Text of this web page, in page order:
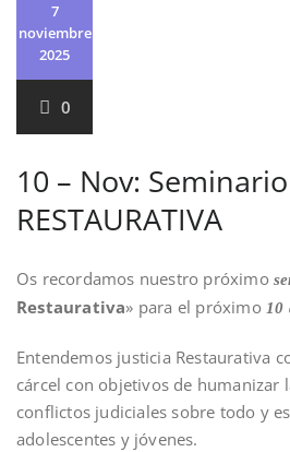
7
noviembre
2025
0
10 – Nov: Seminario
RESTAURATIVA
Os recordamos nuestro próximo
Restaurativa» para el próximo10
Entendemos justicia Restaurativa
cárcel con objetivos de humanizar
conflictos judiciales sobre todo y
adolescentes y jóvenes.